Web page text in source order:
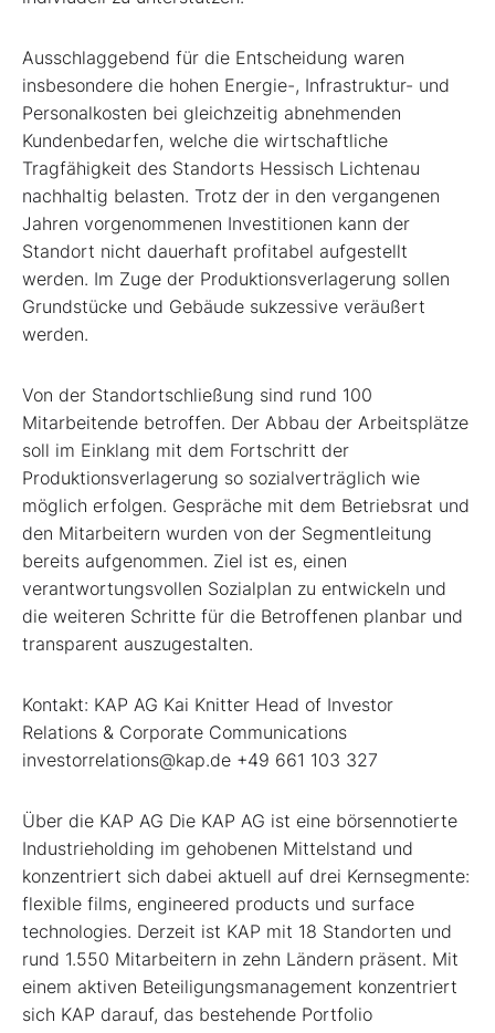
Ausschlaggebend für die Entscheidung waren
insbesondere die hohen Energie-, Infrastruktur- und
Personalkosten bei gleichzeitig abnehmenden
Kundenbedarfen, welche die wirtschaftliche
Tragfähigkeit des Standorts Hessisch Lichtenau
nachhaltig belasten. Trotz der in den vergangenen
Jahren vorgenommenen Investitionen kann der
Standort nicht dauerhaft profitabel aufgestellt
werden. Im Zuge der Produktionsverlagerung sollen
Grundstücke und Gebäude sukzessive veräußert
werden.
Von der Standortschließung sind rund 100
Mitarbeitende betroffen. Der Abbau der Arbeitsplätze
soll im Einklang mit dem Fortschritt der
Produktionsverlagerung so sozialverträglich wie
möglich erfolgen. Gespräche mit dem Betriebsrat und
den Mitarbeitern wurden von der Segmentleitung
bereits aufgenommen. Ziel ist es, einen
verantwortungsvollen Sozialplan zu entwickeln und
die weiteren Schritte für die Betroffenen planbar und
transparent auszugestalten.
Kontakt: KAP AG Kai Knitter Head of Investor
Relations & Corporate Communications
investorrelations@kap.de +49 661 103 327
Über die KAP AG Die KAP AG ist eine börsennotierte
Industrieholding im gehobenen Mittelstand und
konzentriert sich dabei aktuell auf drei Kernsegmente:
flexible films, engineered products und surface
technologies. Derzeit ist KAP mit 18 Standorten und
rund 1.550 Mitarbeitern in zehn Ländern präsent. Mit
einem aktiven Beteiligungsmanagement konzentriert
sich KAP darauf, das bestehende Portfolio